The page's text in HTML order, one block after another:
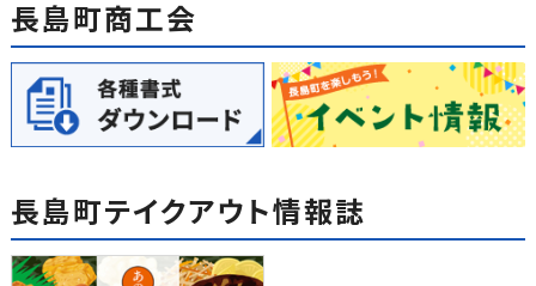
長島町商工会
長島町テイクアウト情報誌